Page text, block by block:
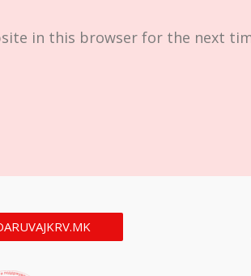
in this browser for the next